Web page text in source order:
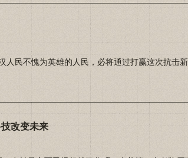
民不愧为英雄的人民，必将通过打赢这次抗击
改变未来